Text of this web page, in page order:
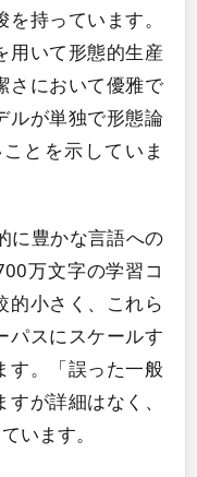
持っています。
用いて形態的生産
さにおいて優雅で
ルが単独で形態論
とを示していま
に豊かな言語への
万文字の学習コ
的小さく、これら
パスにスケールす
す。「誤った一般
が詳細はなく、
います。